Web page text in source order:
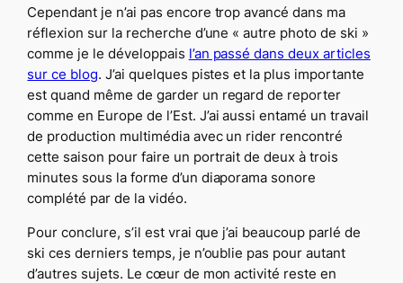
Cependant je n’ai pas encore trop avancé dans ma
réflexion sur la recherche d’une « autre photo de ski »
comme je le développais l’an passé dans deux articles
sur ce blog. J’ai quelques pistes et la plus importante
est quand même de garder un regard de reporter
comme en Europe de l’Est. J’ai aussi entamé un travail
de production multimédia avec un rider rencontré
cette saison pour faire un portrait de deux à trois
minutes sous la forme d’un diaporama sonore
complété par de la vidéo.
Pour conclure, s’il est vrai que j’ai beaucoup parlé de
ski ces derniers temps, je n’oublie pas pour autant
d’autres sujets. Le cœur de mon activité reste en